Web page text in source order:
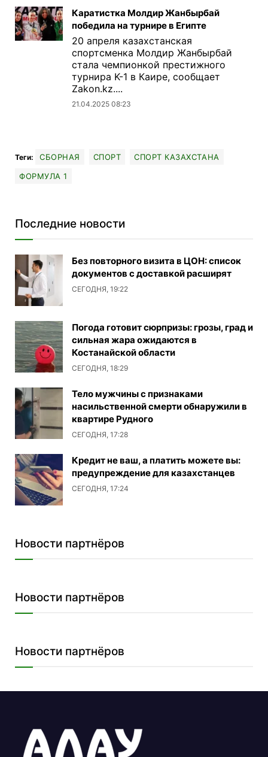
Каратистка Молдир Жанбырбай
победила на турнире в Египте
20 апреля казахстанская
спортсменка Молдир Жанбырбай
стала чемпионкой престижного
турнира K-1 в Каире, сообщает
Zakon.kz....
21.04.2025 08:23
Теги: СБОРНАЯ СПОРТ
СПОРТ КАЗАХСТАНА
ФОРМУЛА 1
Последние новости
Без повторного визита в ЦОН: список
документов с доставкой расширят
СЕГОДНЯ, 19:22
Погода готовит сюрпризы: грозы, град и
сильная жара ожидаются в
Костанайской области
СЕГОДНЯ, 18:29
Тело мужчины с признаками
насильственной смерти обнаружили в
квартире Рудного
СЕГОДНЯ, 17:28
Кредит не ваш, а платить можете вы:
предупреждение для казахстанцев
СЕГОДНЯ, 17:24
Новости партнёров
Новости партнёров
Новости партнёров